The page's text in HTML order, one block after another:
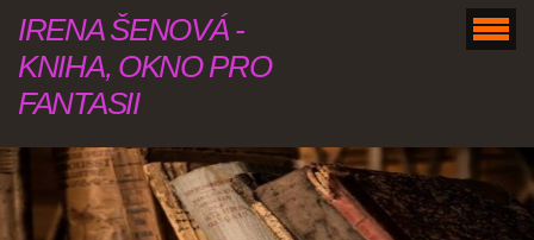
IRENA ŠENOVÁ -
KNIHA, OKNO PRO
FANTASII